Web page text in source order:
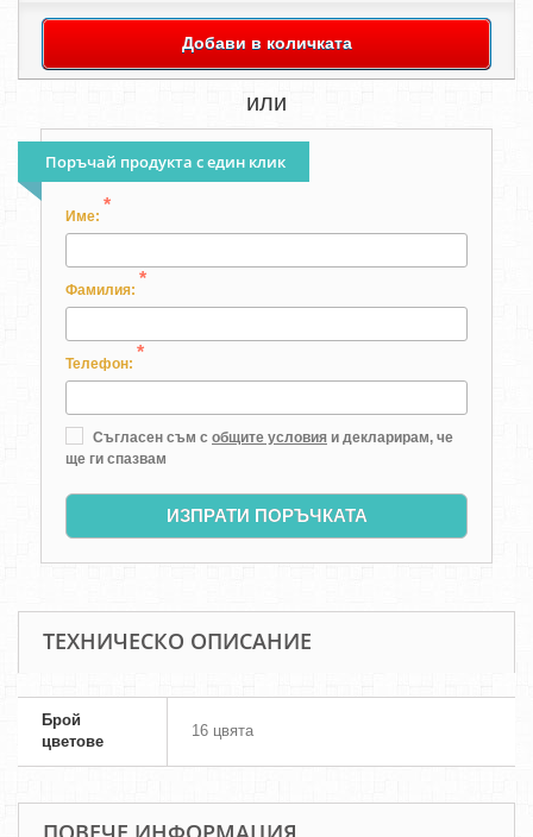
Добави в количката
или
Поръчай продукта с един клик
Име:
*
Фамилия:
*
Телефон:
*
Съгласен съм с общите условия и декларирам, че
ще ги спазвам
ИЗПРАТИ ПОРЪЧКАТА
ТЕХНИЧЕСКО ОПИСАНИЕ
Брой
цветове
16 цвята